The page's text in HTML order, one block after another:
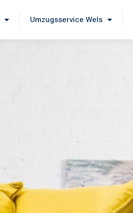
Umzugsservice Wels